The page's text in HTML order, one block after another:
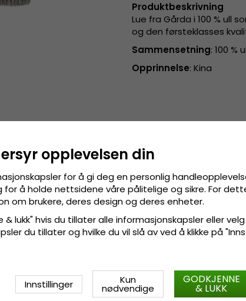
Produktbeskrivning
Lue fra Gårda i 100 % ull
og den førsteklasses
Sammensetning: 100 %
Opprinnelse: Kina
opplevelsen din
for å gi deg en personlig
for å holde nettsidene våre pålitelige og sikre. For
om brukere, deres design og deres enheter.
& lukk" hvis du tillater alle informasjonskapsler eller velg
du tillater og hvilke du vil slå av ved å klikke på
Innstillinger Kun
nødvendige
GODKJENNE
& LUKK